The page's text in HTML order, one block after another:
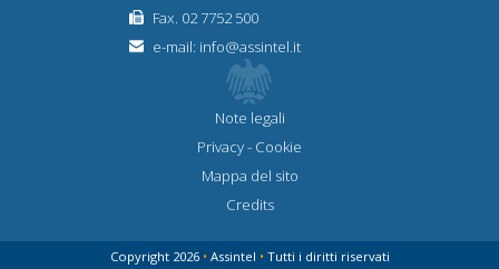
Fax. 02 7752 500
e-mail: info@assintel.it
Note legali
Privacy- Cookie
Mappa del sito
Credits
Copyright 2026 •Assintel •Tutti i diritti riservati